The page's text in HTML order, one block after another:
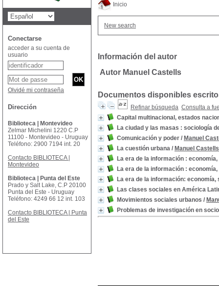
Inicio
New search
Información del autor
Autor Manuel Castells
Documentos disponibles
Refinar búsqueda Consulta a
Capital multinacional, estados
La ciudad y las masas : sociología
Comunicación y poder / Manuel
La cuestión urbana / Manuel Castells
La era de la información :
La era de la información :
La era de la información: economía,
Las clases sociales en América
Movimientos sociales urbanos /
Problemas de investigación en
Conectarse
acceder a su cuenta de
usuario
Olvidé mi contraseña
Dirección
Biblioteca | Montevideo
Zelmar Michelini 1220 C.P
11100 - Montevideo - Uruguay
Teléfono: 2900 7194 int. 20
Contacto BIBLIOTECA |
Montevideo
Biblioteca | Punta del Este
Prado y Salt Lake, C.P 20100
Punta del Este - Uruguay
Teléfono: 4249 66 12 int. 103
Contacto BIBLIOTECA | Punta
del Este